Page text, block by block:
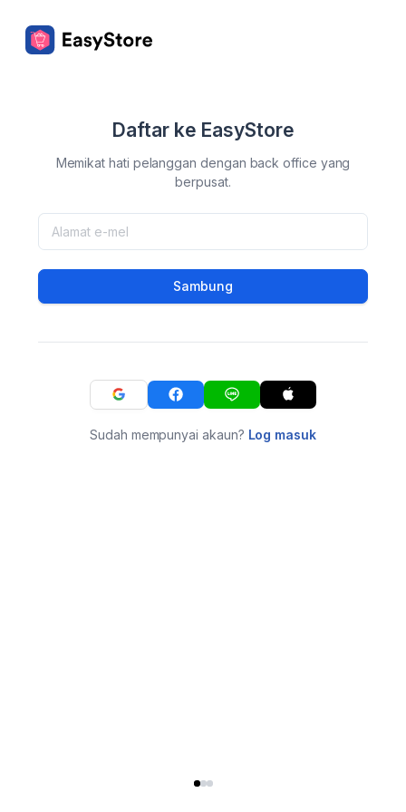
Daftar ke EasyStore
Memikat hati pelanggan dengan back office yang
berpusat.
Sambung
Sudah mempunyai akaun? Log masuk